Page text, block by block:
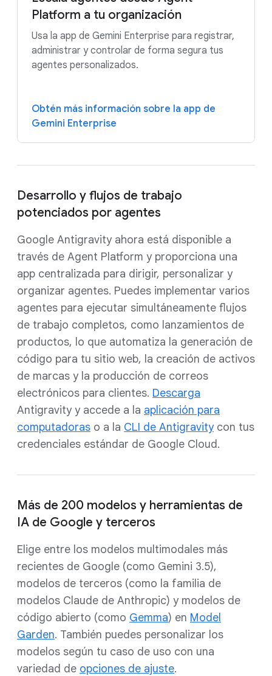
Platform a tu organización
Usa la app de Gemini Enterprise para registrar,
administrar y controlar de forma segura tus
agentes personalizados.
Obtén más información sobre la app de
Gemini Enterprise
Desarrollo y flujos de trabajo
potenciados por agentes
Google Antigravity ahora está disponible a
través de Agent Platform y proporciona una
app centralizada para dirigir, personalizar y
organizar agentes. Puedes implementar varios
agentes para ejecutar simultáneamente flujos
de trabajo completos, como lanzamientos de
productos, lo que automatiza la generación de
código para tu sitio web, la creación de activos
de marcas y la producción de correos
electrónicos para clientes. Descarga
Antigravity y accede a la aplicación para
computadoras o a la CLI de Antigravitycon tus
credenciales estándar de Google Cloud.
Más de 200 modelos y herramientas de
IA de Google y terceros
Elige entre los modelos multimodales más
recientes de Google (como Gemini 3.5),
modelos de terceros (como la familia de
modelos Claude de Anthropic) y modelos de
código abierto (como Gemma) en Model
Garden. También puedes personalizar los
modelos según tu caso de uso con una
variedad de opciones de ajuste.